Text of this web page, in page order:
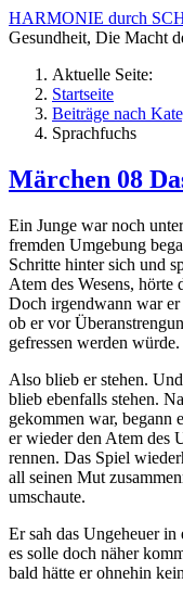
HARMONIE durch
Gesundheit, Die Macht
Aktuelle Seite:
Startseite
Beiträge nach
Sprachfuchs
Märchen 08
Ein Junge war noch
fremden Umgebung
Schritte hinter sich und
Atem des Wesens, hörte
Doch irgendwann war
ob er vor
gefressen werden würde.
Also blieb er stehen.
blieb ebenfalls stehen.
gekommen war, begann
er wieder den Atem des
rennen. Das Spiel
all seinen Mut
umschaute.
Er sah das Ungeheuer
es solle doch näher
bald hätte er ohnehin